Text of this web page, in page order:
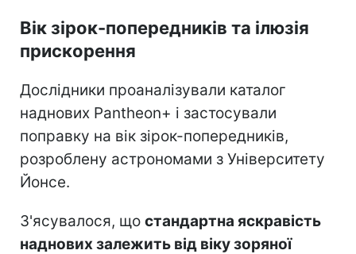
Вік зірок-попередників та ілюзія
прискорення
Дослідники проаналізували каталог
наднових Pantheon+ і застосували
поправку на вік зірок-попередників,
розроблену астрономами з Університету
Йонсе.
З'ясувалося, що стандартна яскравість
наднових залежить від віку зоряної